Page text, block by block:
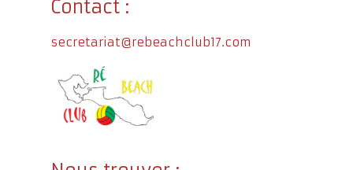
Contact :
secretariat@rebeachclub17.com